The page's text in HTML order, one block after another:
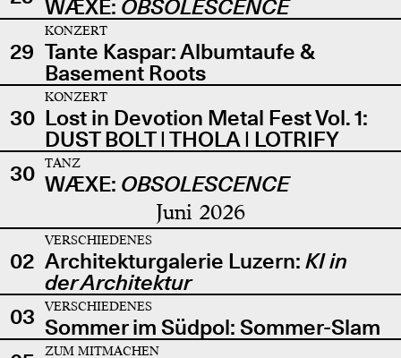
WÆXE: OBSOLESCENCE
29
KONZERT
Tante Kaspar: Albumtaufe &
Basement Roots
30
KONZERT
Lost in Devotion Metal Fest Vol. 1:
DUST BOLT | THOLA | LOTRIFY
30
TANZ
WÆXE: OBSOLESCENCE
Juni 2026
02
VERSCHIEDENES
Architekturgalerie Luzern: KI in
der Architektur
03
VERSCHIEDENES
Sommer im Südpol: Sommer-Slam
ZUM MITMACHEN